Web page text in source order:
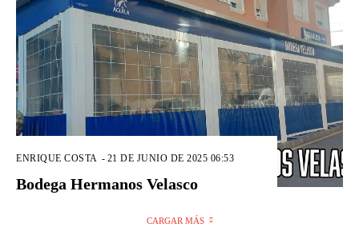
ENRIQUE COSTA - 21 DE JUNIO DE 2025 06:53
Bodega Hermanos Velasco
CARGAR MÁS